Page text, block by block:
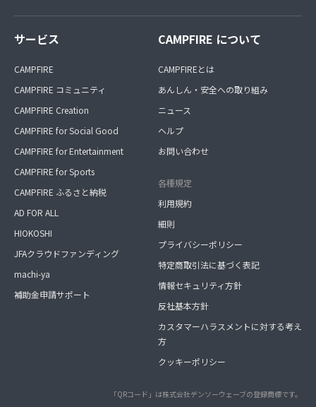
サービス
CAMPFIRE
CAMPFIRE コミュニティ
CAMPFIRE Creation
CAMPFIRE for Social Good
CAMPFIRE for Entertainment
CAMPFIRE for Sports
CAMPFIRE ふるさと納税
AD FOR ALL
HIOKOSHI
JFAクラウドファンディング
machi-ya
補助金申請サポート
CAMPFIRE について
CAMPFIREとは
あんしん・安全への取り組み
ニュース
ヘルプ
お問い合わせ
各種規定
利用規約
細則
プライバシーポリシー
特定商取引法に基づく表記
情報セキュリティ方針
反社基本方針
カスタマーハラスメントに対する考え
方
クッキーポリシー
「QRコード」は株式会社デンソーウェーブの登録商標です。